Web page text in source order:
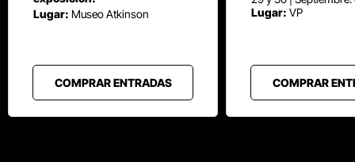
Lugar: Museo Atkinson
COMPRAR ENTRADAS
Lugar: VP
COMPRAR